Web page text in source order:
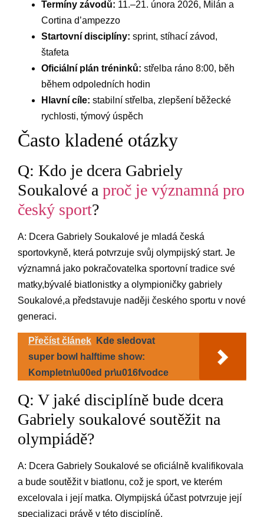
Termíny závodů: 11.–21. února 2026, Milán a
Cortina d’ampezzo
Startovní disciplíny: sprint, stíhací závod,
štafeta
Oficiální plán tréninků: střelba ráno 8:00, běh
během odpoledních hodin
Hlavní cíle: stabilní střelba, zlepšení běžecké
rychlosti, týmový úspěch
Často kladené otázky
Q: Kdo je dcera Gabriely
Soukalové a proč je významná pro
český sport?
A: Dcera Gabriely Soukalové je mladá česká
sportovkyně, která potvrzuje svůj olympijský start. Je
významná jako pokračovatelka sportovní tradice své
matky,bývalé biatlonistky a olympioničky gabriely
Soukalové,a představuje naději českého sportu v nové
generaci.
Přečíst článek
Kde sledovat
super bowl halftime show:
Kompletn\u00ed pr\u016fvodce
Q: V jaké disciplíně bude dcera
Gabriely soukalové soutěžit na
olympiádě?
A: Dcera Gabriely Soukalové se oficiálně kvalifikovala
a bude soutěžit v biatlonu, což je sport, ve kterém
excelovala i její matka. Olympijská účast potvrzuje její
specializaci právě v této disciplíně.